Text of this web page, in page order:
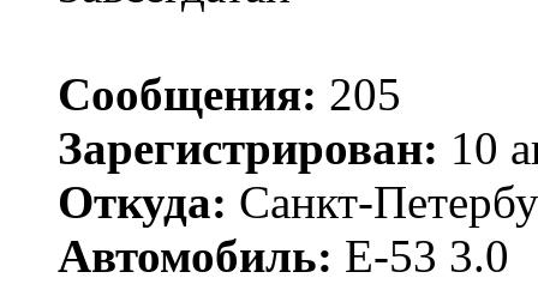
Сообщения: 205
Зарегистрирован: 10
Откуда: Санкт-
Автомобиль: Е-53 3.0